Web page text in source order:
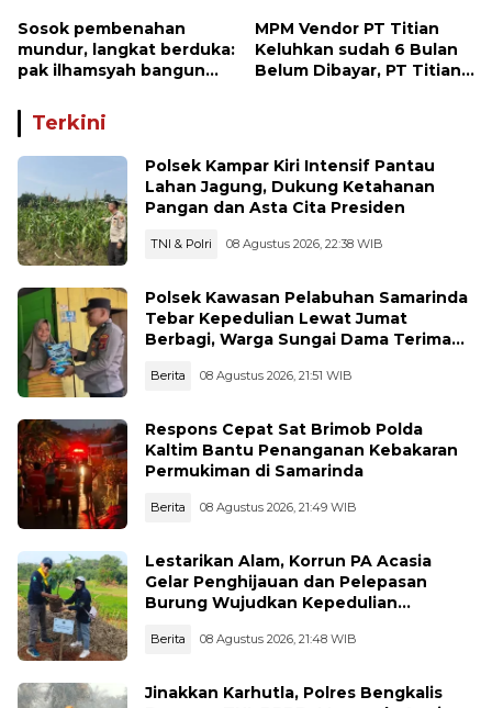
Sosok pembenahan
mundur, langkat berduka:
pak ilhamsyah bangun
dunia pendidikan kita
MPM Vendor PT Titian
Keluhkan sudah 6 Bulan
Belum Dibayar, PT Titian
Terkini
Polsek Kampar Kiri Intensif Pantau
Lahan Jagung, Dukung Ketahanan
Pangan dan Asta Cita Presiden
TNI & Polri 08 Agustus 2026, 22:38 WIB
Polsek Kawasan Pelabuhan Samarinda
Tebar Kepedulian Lewat Jumat
Berbagi, Warga Sungai Dama Terima
Berita 08 Agustus 2026, 21:51 WIB
Respons Cepat Sat Brimob Polda
Kaltim Bantu Penanganan Kebakaran
Permukiman di Samarinda
Berita 08 Agustus 2026, 21:49 WIB
Lestarikan Alam, Korrun PA Acasia
Gelar Penghijauan dan Pelepasan
Burung Wujudkan Kepedulian
Berita 08 Agustus 2026, 21:48 WIB
Jinakkan Karhutla, Polres Bengkalis